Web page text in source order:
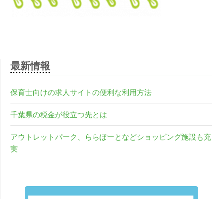
最新情報
保育士向けの求人サイトの便利な利用方法
千葉県の税金が役立つ先とは
アウトレットパーク、ららぽーとなどショッピング施設も充
実